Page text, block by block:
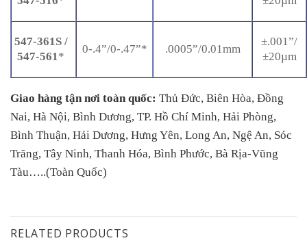
547-361S /
547-561*
0-.4”/0-.47”* .0005”/0.01mm
±.001”/
±20µm
Giao hàng tận nơi toàn quốc: Thủ Đức, Biên Hòa, Đồng
Nai, Hà Nội, Bình Dương, TP. Hồ Chí Minh, Hải Phòng,
Bình Thuận, Hải Dương, Hưng Yên, Long An, Ngệ An, Sóc
Trăng, Tây Ninh, Thanh Hóa, Bình Phước, Bà Rịa-Vũng
Tàu…..(Toàn Quốc)
RELATED PRODUCTS